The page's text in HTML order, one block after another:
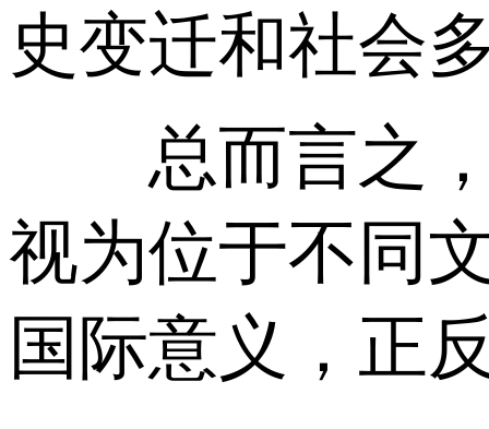
史变迁和社会
总而言之，
视为位于不同
国际意义，正